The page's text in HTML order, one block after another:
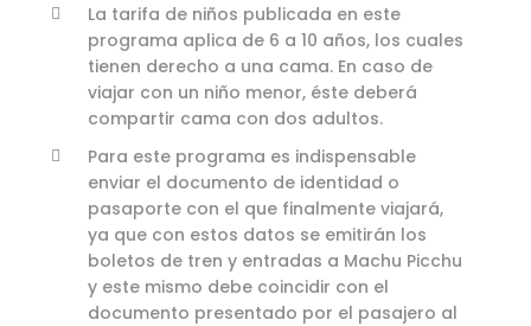
La tarifa de niños publicada en este
programa aplica de 6 a 10 años, los cuales
tienen derecho a una cama. En caso de
viajar con un niño menor, éste deberá
compartir cama con dos adultos.
Para este programa es indispensable
enviar el documento de identidad o
pasaporte con el que finalmente viajará,
ya que con estos datos se emitirán los
boletos de tren y entradas a Machu Picchu
y este mismo debe coincidir con el
documento presentado por el pasajero al